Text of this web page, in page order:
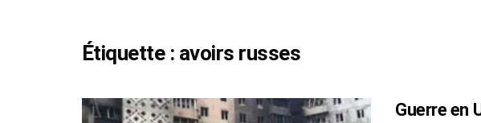
Étiquette : avoirs russes
Guerre en